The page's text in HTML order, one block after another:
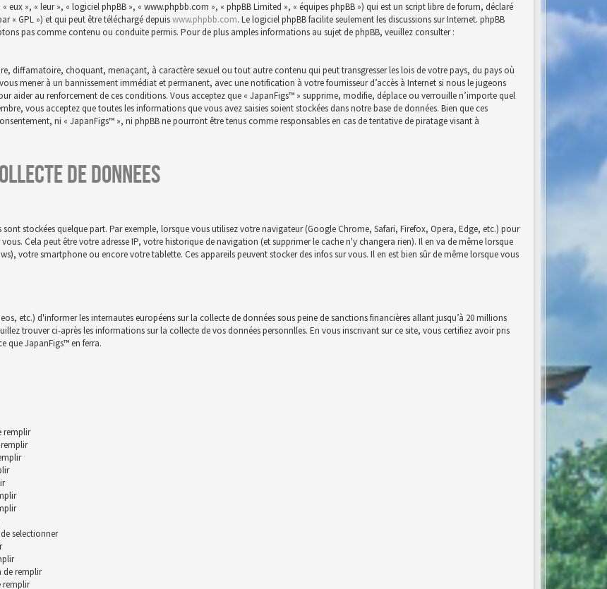
eux », « leur », « logiciel phpBB », « www.phpbb.com », « phpBB Limited », « équipes phpBB ») qui est un script libre de forum, déclaré
« GPL ») et qui peut être téléchargé depuiswww.phpbb.com. Le logiciel phpBB facilite seulement les discussions sur Internet. phpBB
pas comme contenu ou conduite permis. Pour de plus amples informations au sujet de phpBB, veuillez consulter :
diffamatoire, choquant, menaçant, à caractère sexuel ou tout autre contenu qui peut transgresser les lois de votre pays, du pays où
mener à un bannissement immédiat et permanent, avec une notification à votre fournisseur d’accès à Internet si nous le jugeons
aider au renforcement de ces conditions. Vous acceptez que « JapanFigs™ » supprime, modifie, déplace ou verrouille n’importe quel
vous acceptez que toutes les informations que vous avez saisies soient stockées dans notre base de données. Bien que ces
ni « JapanFigs™ », ni phpBB ne pourront être tenus comme responsables en cas de tentative de piratage visant à
de donnees
stockées quelque part. Par exemple, lorsque vous utilisez votre navigateur (Google Chrome, Safari, Firefox, Opera, Edge, etc.) pour
Cela peut être votre adresse IP, votre historique de navigation (et supprimer le cache n'y changera rien). Il en va de même lorsque
votre smartphone ou encore votre tablette. Ces appareils peuvent stocker des infos sur vous. Il en est bien sûr de même lorsque vous
etc.) d'informer les internautes européens sur la collecte de données sous peine de sanctions financières allant jusqu’à 20 millions
trouver ci-après les informations sur la collecte de vos données personnlles. En vous inscrivant sur ce site, vous certifiez avoir pris
que JapanFigs™ en ferra.
remplir
selectionner
de remplir
remplir